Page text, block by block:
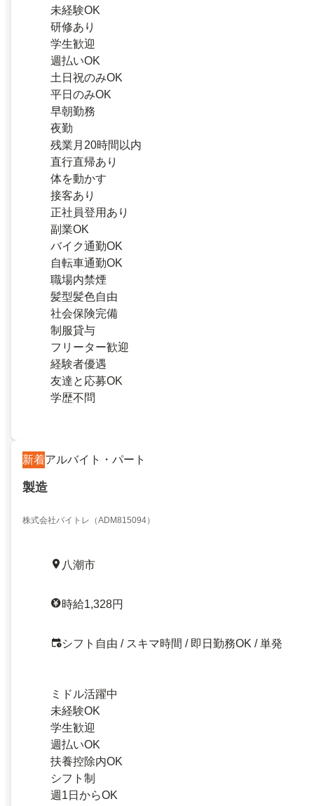
未経験OK
研修あり
学生歓迎
週払いOK
土日祝のみOK
平日のみOK
早朝勤務
夜勤
残業月20時間以内
直行直帰あり
体を動かす
接客あり
正社員登用あり
副業OK
バイク通勤OK
自転車通勤OK
職場内禁煙
髪型髪色自由
社会保険完備
制服貸与
フリーター歓迎
経験者優遇
友達と応募OK
学歴不問
新着アルバイト・パート
製造
株式会社バイトレ（ADM815094）
八潮市
時給1,328円
シフト自由 / スキマ時間 / 即日勤務OK / 単発
ミドル活躍中
未経験OK
学生歓迎
週払いOK
扶養控除内OK
シフト制
週1日からOK